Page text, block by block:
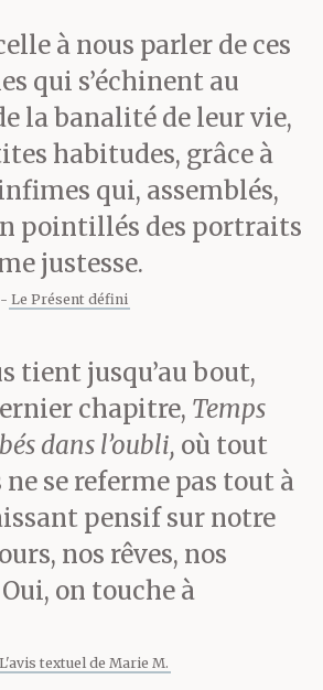
le fil de fer
le
l’Occupation.
depuis
était
par les
habituels
par un
Bèba avait
que, d’un
l’autre, une
violence
à nous parler de ces
qui s’échinent au
la banalité de leur vie,
habitudes, grâce à
qui, assemblés,
pointillés des portraits
justesse.
Le Présent défini
tient jusqu’au bout,
chapitre, Temps
dans l’oubli, où tout
ne se referme pas tout à
pensif sur notre
nos rêves, nos
on touche à
L'avis textuel de Marie M.